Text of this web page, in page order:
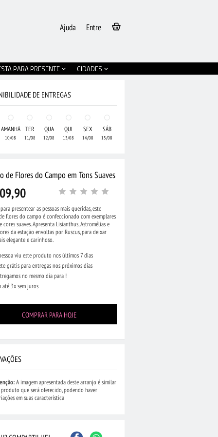
Entre
Ajuda
PARA PRESENTE CIDADES
Cesta Pequena de
(193)
R$ 314,90•Cesta de Café com
Chocolate e Flores
DE ENTREGAS
AMANHÃ
10/08
TER
11/08
QUA
12/08
QUI
13/08
SEX
14/08
SÁB
15/08
de Flores do Campo em Tons Suaves
presentear as pessoas mais queridas, este
flores do campo é confeccionado com exemplares
cores suaves. Apresenta Lisianthus, Astromélias e
da estação envoltas por Ruscus, para deixar
elegante e carinhoso.
viu este produto nos últimos 7 dias
grátis para entregas nos próximos dias
no mesmo dia para !
até 3x sem juros
COMPRAR PARA HOJE
A imagem apresentada deste arranjo é similar
que será oferecido, podendo haver
em suas característica
...